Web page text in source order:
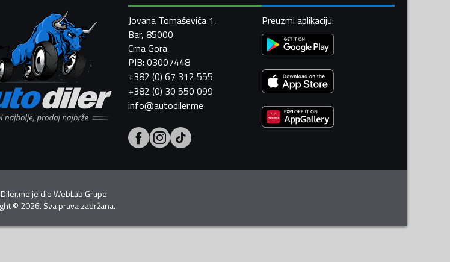
Jovana Tomaševića 1,
Bar, 85000
Crna Gora
PIB: 03007448
+382 (0) 67 312 555
+382 (0) 30 550 099
info@autodiler.me
Preuzmi aplikaciju:
je dioWebLab Grupe
© 2026. Sva prava zadržana.